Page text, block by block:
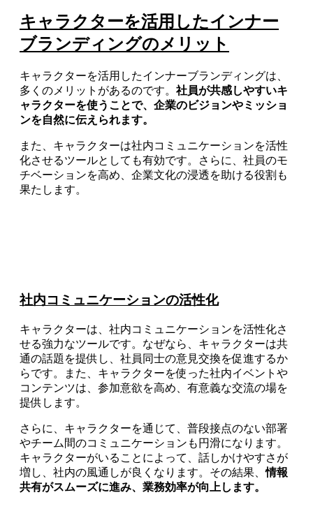
キャラクターを活用したインナー
ブランディングのメリット
キャラクターを活用したインナーブランディングは、
多くのメリットがあるのです。 社員が共感しやすいキ
ャラクターを使うことで、企業のビジョンやミッショ
ンを自然に伝えられます。
また、キャラクターは社内コミュニケーションを活性
化させるツールとしても有効です。さらに、社員のモ
チベーションを高め、企業文化の浸透を助ける役割も
果たします。
社内コミュニケーションの活性化
キャラクターは、社内コミュニケーションを活性化さ
せる強力なツールです。なぜなら、キャラクターは共
通の話題を提供し、社員同士の意見交換を促進するか
らです。また、キャラクターを使った社内イベントや
コンテンツは、参加意欲を高め、有意義な交流の場を
提供します。
さらに、キャラクターを通じて、普段接点のない部署
やチーム間のコミュニケーションも円滑になります。
キャラクターがいることによって、話しかけやすさが
増し、社内の風通しが良くなります。その結果、情報
共有がスムーズに進み、業務効率が向上します。